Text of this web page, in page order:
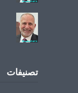
تصنيفات